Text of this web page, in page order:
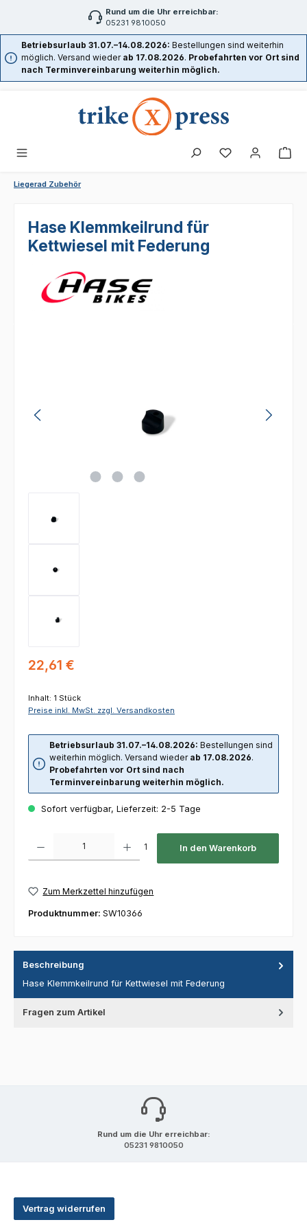
Zum Hauptinhalt springenRund um die Uhr erreichbar:
05231 9810050
Betriebsurlaub 31.07.–14.08.2026: Bestellungen sind weiterhin
möglich. Versand wieder ab 17.08.2026. Probefahrten vor Ort sind
nach Terminvereinbarung weiterhin möglich.
Liegerad Zubehör
Hase Klemmkeilrund für
Kettwiesel mit Federung
Regulärer Preis:
22,61 €
Inhalt: 1 Stück
Preise inkl. MwSt. zzgl. Versandkosten
Betriebsurlaub 31.07.–14.08.2026: Bestellungen sind
weiterhin möglich. Versand wieder ab 17.08.2026.
Probefahrten vor Ort sind nach
Terminvereinbarung weiterhin möglich.
Sofort verfügbar, Lieferzeit: 2-5 Tage
1 In den Warenkorb
Zum Merkzettel hinzufügen
Produktnummer: SW10366
Beschreibung
Hase Klemmkeilrund für Kettwiesel mit Federung
Fragen zum Artikel
Rund um die Uhr erreichbar:
05231 9810050
Vertrag widerrufen